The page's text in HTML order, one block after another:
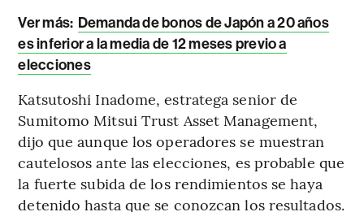
Ver más: Demanda de bonos de Japón a 20 años
es inferior a la media de 12 meses previo a
elecciones
Katsutoshi Inadome, estratega senior de
Sumitomo Mitsui Trust Asset Management,
dijo que aunque los operadores se muestran
cautelosos ante las elecciones, es probable que
la fuerte subida de los rendimientos se haya
detenido hasta que se conozcan los resultados.